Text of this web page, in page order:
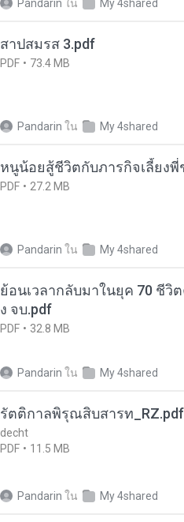
Pandarin ใน My 4shared
สาปสมรส 3.pdf
PDF 73.4 MB
Pandarin ใน My 4shared
หนูน้อยสู้ชีวิตกับภารกิจเลี้ยงพี่
PDF 27.2 MB
Pandarin ใน My 4shared
ย้อนเวลากลับมาในยุค 70 ชีวิ
ง จบ.pdf
PDF 32.8 MB
Pandarin ใน My 4shared
รัตติกาลพิรุณสิบสารท_RZ.pdf
decht
PDF
11.5 MB
Pandarin ใน My 4shared